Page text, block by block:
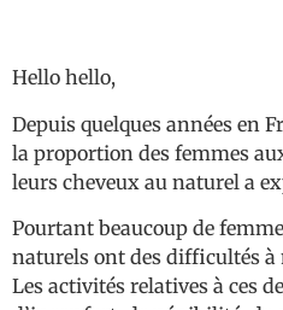
Hello hello,
Depuis quelques années en
la proportion des femmes
leurs cheveux au naturel a
Pourtant beaucoup de
naturels ont des difficultés
Les activités relatives à ces